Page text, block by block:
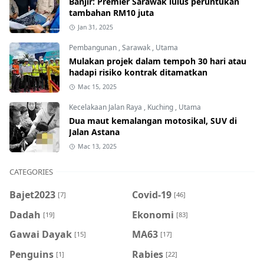
tambahan RM10 juta
Jan 31, 2025
Pembangunan ,Sarawak , Utama
Mulakan projek dalam tempoh 30 hari atau
hadapi risiko kontrak ditamatkan
Mac 15, 2025
Kecelakaan Jalan Raya , Kuching , Utama
Dua maut kemalangan motosikal, SUV di
Jalan Astana
Mac 13, 2025
CATEGORIES
Bajet2023 [7] Covid-19 [46]
Dadah [19] Ekonomi [83]
Gawai Dayak [15] MA63 [17]
Penguins [1] Rabies [22]